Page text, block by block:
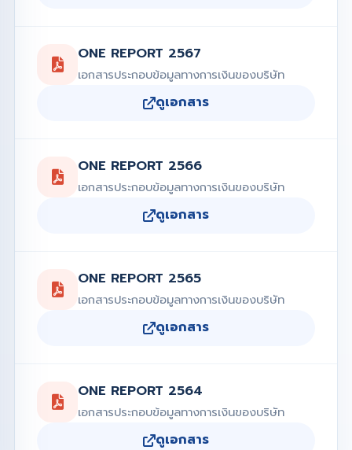
ONE REPORT 2567
เอกสารประกอบข้อมูลทางการเงินของบริษัท
ดูเอกสาร
ONE REPORT 2566
เอกสารประกอบข้อมูลทางการเงินของบริษัท
ดูเอกสาร
ONE REPORT 2565
เอกสารประกอบข้อมูลทางการเงินของบริษัท
ดูเอกสาร
ONE REPORT 2564
เอกสารประกอบข้อมูลทางการเงินของบริษัท
ดูเอกสาร